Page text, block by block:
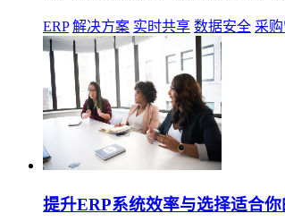
ERP 解决方案 实时共享 数据安全 采
提升ERP系统效率与选择适合你